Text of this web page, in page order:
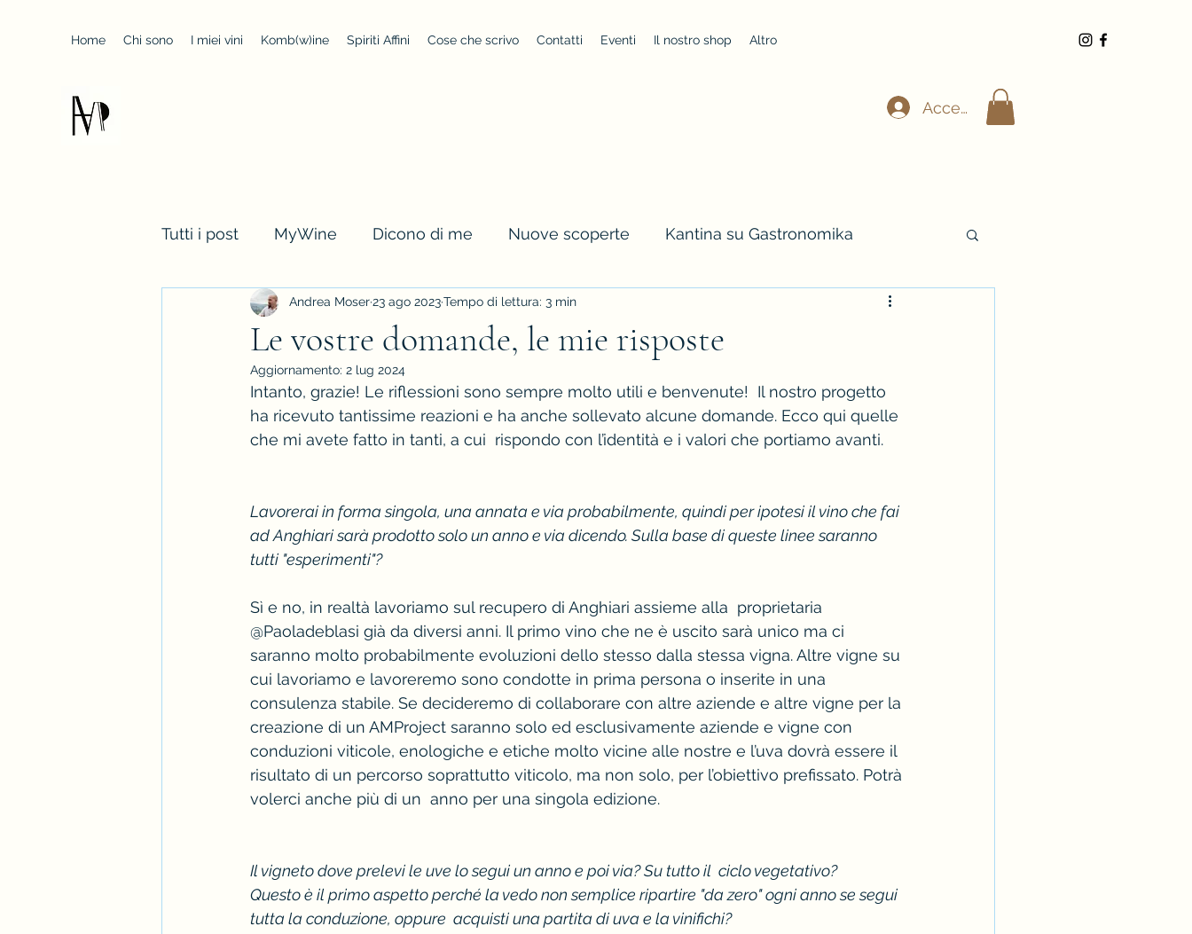
Home Chi sono I miei vini Komb(w)ine Spiriti Affini Cose che scrivo Contatti Eventi Il nostro shop Altro
Accedi
Tutti i post MyWine Dicono di me Nuove scoperte Kantina su Gastronomika
Winemaker life
Le vostre domande, le mie risposte
Andrea Moser23 ago 2023Tempo di lettura: 3 min
Aggiornamento: 2 lug 2024
Intanto, grazie! Le riflessioni sono sempre molto utili e benvenute!  Il nostro progetto
ha ricevuto tantissime reazioni e ha anche sollevato alcune domande. Ecco qui quelle
che mi avete fatto in tanti, a cui  rispondo con l’identità e i valori che portiamo avanti.
Lavorerai in forma singola, una annata e via probabilmente, quindi per ipotesi il vino che fai
ad Anghiari sarà prodotto solo un anno e via dicendo. Sulla base di queste linee saranno
tutti "esperimenti"?
Sì e no, in realtà lavoriamo sul recupero di Anghiari assieme alla  proprietaria
@Paoladeblasi già da diversi anni. Il primo vino che ne è uscito sarà unico ma ci
saranno molto probabilmente evoluzioni dello stesso dalla stessa vigna. Altre vigne su
cui lavoriamo e lavoreremo sono condotte in prima persona o inserite in una
consulenza stabile. Se decideremo di collaborare con altre aziende e altre vigne per la
creazione di un AMProject saranno solo ed esclusivamente aziende e vigne con
conduzioni viticole, enologiche e etiche molto vicine alle nostre e l’uva dovrà essere il
risultato di un percorso soprattutto viticolo, ma non solo, per l’obiettivo prefissato. Potrà
volerci anche più di un  anno per una singola edizione.
Il vigneto dove prelevi le uve lo segui un anno e poi via? Su tutto il  ciclo vegetativo?
Questo è il primo aspetto perché la vedo non semplice ripartire "da zero" ogni anno se segui
tutta la conduzione, oppure  acquisti una partita di uva e la vinifichi?